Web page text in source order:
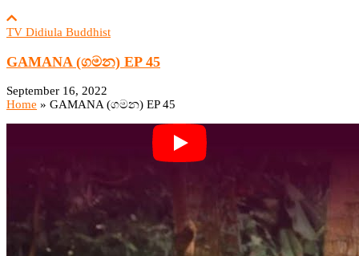
TV Didiula Buddhist
GAMANA (ගමන) EP 45
September 16, 2022
Home » GAMANA (ගමන) EP 45